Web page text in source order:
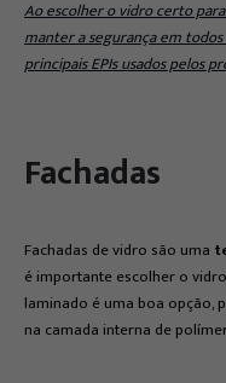
Ao escolher o vidro certo
manter a segurança em
principais EPIs usados pelos
Fachadas
Fachadas de vidro são uma
é importante escolher o
laminado é uma boa opção,
na camada interna de